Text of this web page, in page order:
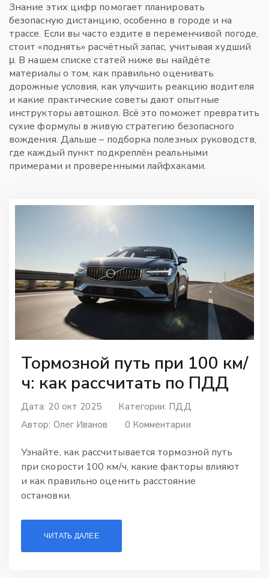
Знание этих цифр помогает планировать
безопасную дистанцию, особенно в городе и на
трассе. Если вы часто ездите в переменчивой погоде,
стоит «поднять» расчётный запас, учитывая худший
μ. В нашем списке статей ниже вы найдёте
материалы о том, как правильно оценивать
дорожные условия, как улучшить реакцию водителя
и какие практические советы дают опытные
инструкторы автошкол. Всё это поможет превратить
сухие формулы в живую стратегию безопасного
вождения. Дальше – подборка полезных руководств,
где каждый пункт подкреплён реальными
примерами и проверенными лайфхаками.
Тормозной путь при 100 км/
ч: как рассчитать по ПДД
Дата: 20 окт 2025 Категории: ПДД
Автор: Олег Иванов 0 Комментарии
Узнайте, как рассчитывается тормозной путь
при скорости 100 км/ч, какие факторы влияют
и как правильно оценить расстояние
остановки.
ЧИТАТЬ ДАЛЕЕ